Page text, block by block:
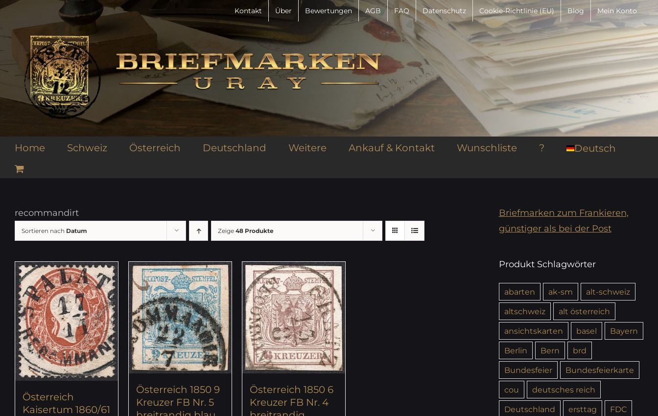
Zum
springen
Kontakt Über Bewertungen AGB FAQ Datenschutz Cookie-Richtlinie (EU) Blog Mein Konto
Home Schweiz Österreich Deutschland Weitere Ankauf & Kontakt Wunschliste ? Deutsch
recommandirt
Sortieren nach Datum Zeige 48 Produkte
Österreich
Kaisertum 1860/61
Österreich 1850 9
Kreuzer FB Nr. 5
Österreich 1850 6
Kreuzer FB Nr. 4
Briefmarken zum Frankieren,
günstiger als bei der Post
Produkt Schlagwörter
abarten ak-sm
alt-schweiz
altschweiz
alt österreich
ansichtskarten
basel
Bayern
Berlin
Bern
brd
Bundesfeier
Bundesfeierkarte
cou
deutsches reich
Deutschland
ersttag
FDC